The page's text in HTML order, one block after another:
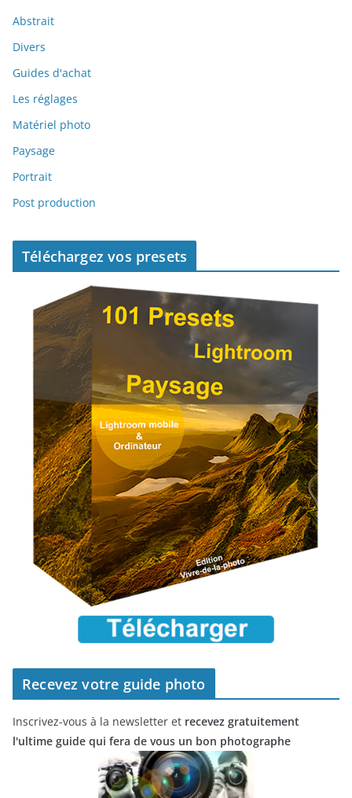
Abstrait
Divers
Guides d'achat
Les réglages
Matériel photo
Paysage
Portrait
Post production
Téléchargez vos presets
Recevez votre guide photo
Inscrivez-vous à la newsletter et recevez gratuitement
l'ultime guide qui fera de vous un bon photographe